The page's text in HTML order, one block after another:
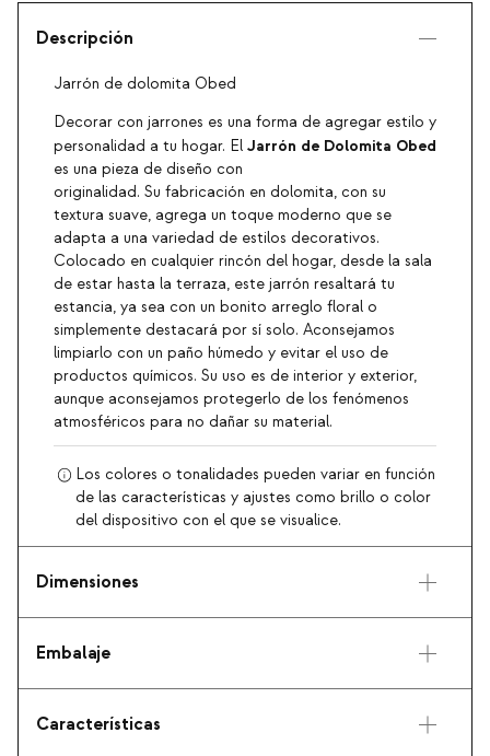
Descripción
Jarrón de dolomita Obed
Decorar con jarrones es una forma de agregar estilo y
personalidad a tu hogar. El Jarrón de Dolomita Obed
es una pieza de diseño con
originalidad. Su fabricación en dolomita, con su
textura suave, agrega un toque moderno que se
adapta a una variedad de estilos decorativos.
Colocado en cualquier rincón del hogar, desde la sala
de estar hasta la terraza, este jarrón resaltará tu
estancia, ya sea con un bonito arreglo floral o
simplemente destacará por sí solo. Aconsejamos
limpiarlo con un paño húmedo y evitar el uso de
productos químicos. Su uso es de interior y exterior,
aunque aconsejamos protegerlo de los fenómenos
atmosféricos para no dañar su material.
Los colores o tonalidades pueden variar en función
de las características y ajustes como brillo o color
del dispositivo con el que se visualice.
Dimensiones
Embalaje
Características